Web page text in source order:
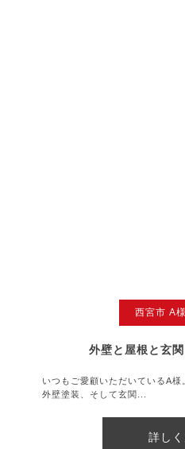
西宮市 A
外壁と屋根と玄関
いつもご愛顧いただいているA
外壁塗装、そして玄関...
詳し